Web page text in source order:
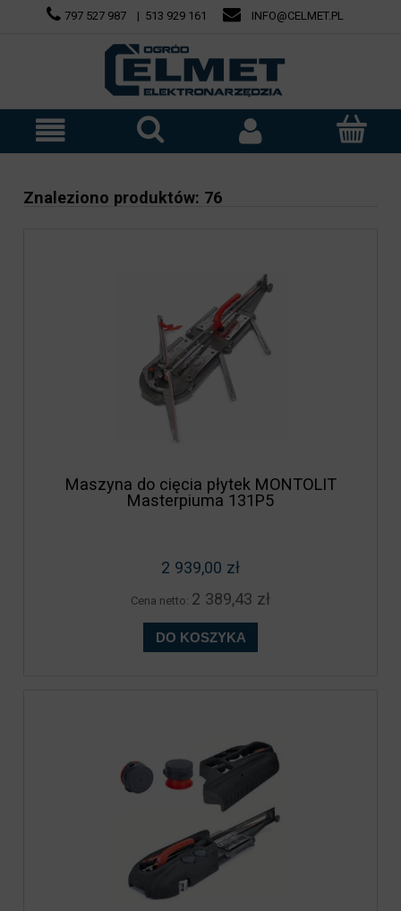
797 527 987 | 513 929 161 INFO@CELMET.PL
Znaleziono produktów: 76
Maszyna do cięcia płytek MONTOLIT
Masterpiuma 131P5
2 939,00 zł
Cena netto: 2 389,43 zł
DO KOSZYKA